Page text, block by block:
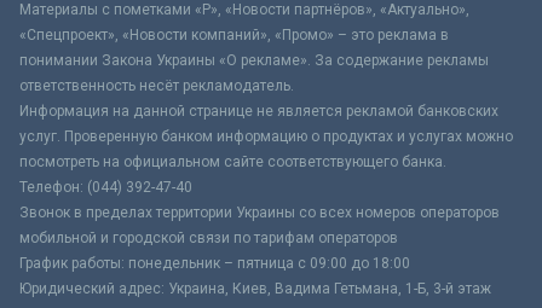
Материалы с пометками «Р», «Новости партнёров», «Актуально»,
«Спецпроект», «Новости компаний», «Промо» – это реклама в
понимании Закона Украины «О рекламе». За содержание рекламы
ответственность несёт рекламодатель.
Информация на данной странице не является рекламой банковских
услуг. Проверенную банком информацию о продуктах и услугах можно
посмотреть на официальном сайте соответствующего банка.
Телефон: (044) 392-47-40
Звонок в пределах территории Украины со всех номеров операторов
мобильной и городской связи по тарифам операторов
График работы: понедельник – пятница с 09:00 до 18:00
Юридический адрес: Украина, Киев, Вадима Гетьмана, 1-Б, 3-й этаж